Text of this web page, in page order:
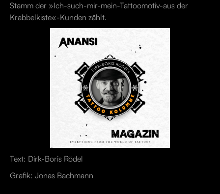
Stamm der »Ich-such-mir-mein-Tattoomotiv-aus der
Krabbelkiste«-Kunden zählt.
Text: Dirk-Boris Rödel
Grafik: Jonas Bachmann